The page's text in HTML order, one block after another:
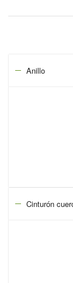
Anillo
Cinturón